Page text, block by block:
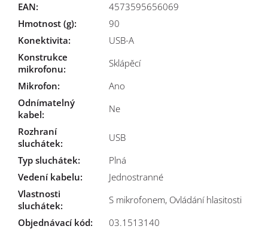
EAN:
4573595656069
Hmotnost (g):
90
Konektivita:
USB-A
Konstrukce
mikrofonu:
Sklápěcí
Mikrofon:
Ano
Odnímatelný
kabel:
Ne
Rozhraní
sluchátek:
USB
Typ sluchátek:
Plná
Vedení kabelu:
Jednostranné
Vlastnosti
sluchátek:
S mikrofonem, Ovládání hlasitosti
Objednávací kód:
03.1513140